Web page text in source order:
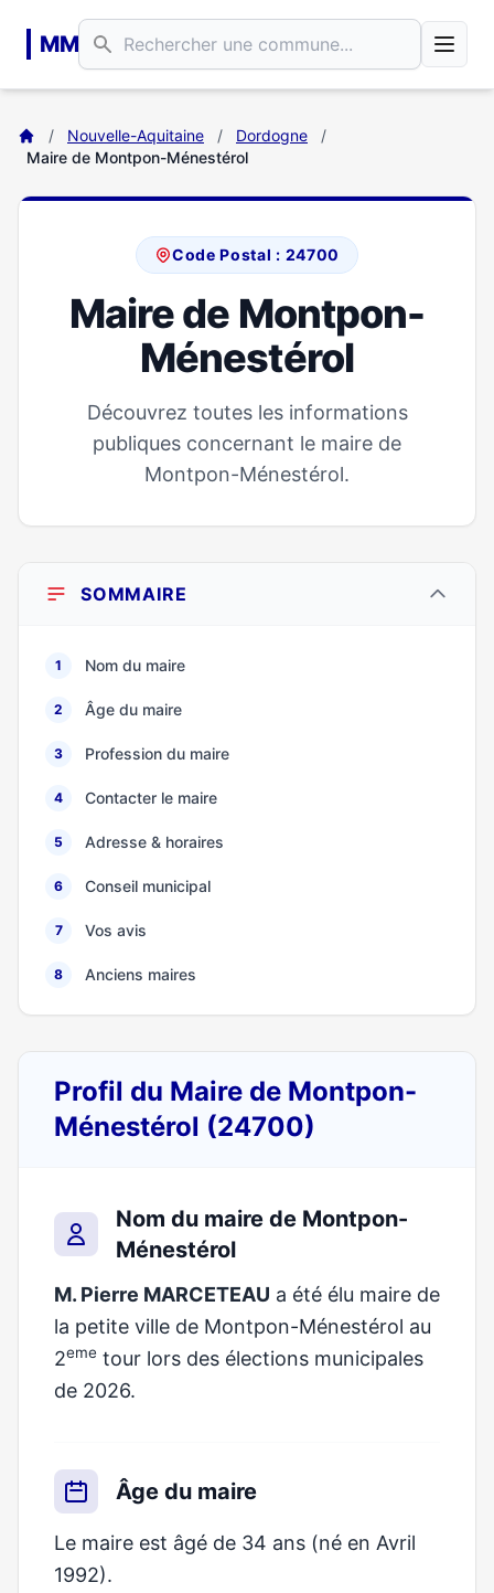
MM
/ Nouvelle-Aquitaine / Dordogne
/
Maire de Montpon-Ménestérol
Code Postal : 24700
Maire de Montpon-
Ménestérol
Découvrez toutes les informations
publiques concernant le maire de
Montpon-Ménestérol.
SOMMAIRE
1 Nom du maire
2 Âge du maire
3 Profession du maire
4 Contacter le maire
5 Adresse & horaires
6 Conseil municipal
7 Vos avis
8 Anciens maires
Profil du Maire de Montpon-
Ménestérol (24700)
Nom du maire de Montpon-
Ménestérol
M. Pierre MARCETEAU a été élu maire de
la petite ville de Montpon-Ménestérol au
2eme tour lors des élections municipales
de 2026.
Âge du maire
Le maire est âgé de 34 ans (né en Avril
1992).